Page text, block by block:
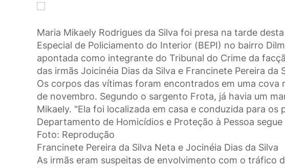
Maria Mikaely Rodrigues da Silva foi presa na tarde
Especial de Policiamento do Interior (BEPI) no bairro
apontada como integrante do Tribunal do Crime da
das irmãs Joicinéia Dias da Silva e Francinete Pereira da
Os corpos das vítimas foram encontrados em uma cova
de novembro. Segundo o sargento Frota, já havia um
Mikaely. "Ela foi localizada em casa e conduzida para
Departamento de Homicídios e Proteção à Pessoa
Foto: Reprodução
Francinete Pereira da Silva Neta e Jocinéia Dias da Silva
As irmãs eram suspeitas de envolvimento com o tráfico